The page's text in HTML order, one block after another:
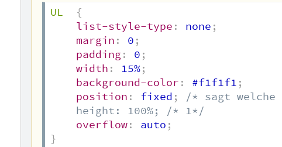
UL
{
list-style-type : none ;
margin : 0 ;
padding: 0 ;
width : 15%;
background-color : #f1f1f1 ;
position : fixed ;
/* sagt
    height: 100%; /* 1*/
overflow: auto ;
}